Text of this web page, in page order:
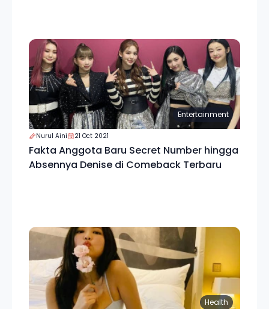
Entertainment
Nurul Aini 21 Oct 2021
Fakta Anggota Baru Secret Number hingga
Absennya Denise di Comeback Terbaru
Health